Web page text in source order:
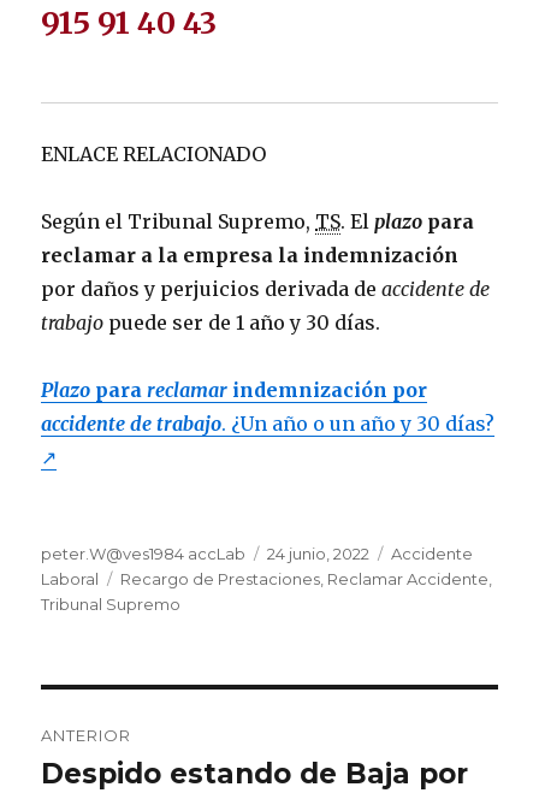
915 91 40 43
ENLACE RELACIONADO
Según el Tribunal Supremo, TS. Elplazo para
reclamar a la empresa la indemnización
por daños y perjuicios derivada deaccidente de
trabajo puede ser de 1 año y 30 días.
Plazo parareclamar indemnización por
accidente de trabajo. ¿Un año o un año y 30 días?
↗
Autor
peter.W@ves1984 accLab
Publicado
el
24 junio, 2022 Categorías
Accidente
Laboral
Etiquetas
Recargo de Prestaciones Reclamar Accidente
Tribunal Supremo
de
ANTERIOR
Entrada
Despido estando de Baja por